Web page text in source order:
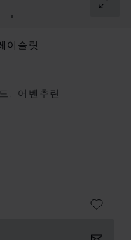
동 1
드로 이동 2
라이드로 이동 3
슬라이드로 이동 4
이슬릿
, 어벤추린